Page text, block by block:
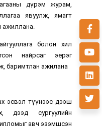
дүрэм журам,
явуулж, ямагт
ажиллана.
болон хил
найрсаг эерэг
баримтлан ажилана
эсвэл түүнээс дээш
дээд сургуулийн
авч эзэмшсэн